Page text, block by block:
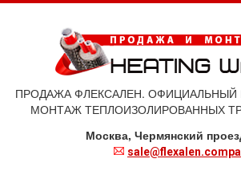
ПРОДАЖА ФЛЕКСАЛЕН. ОФИЦИАЛЬНЫЙ
МОНТАЖ ТЕПЛОИЗОЛИРОВАННЫХ
Москва, Чермянский